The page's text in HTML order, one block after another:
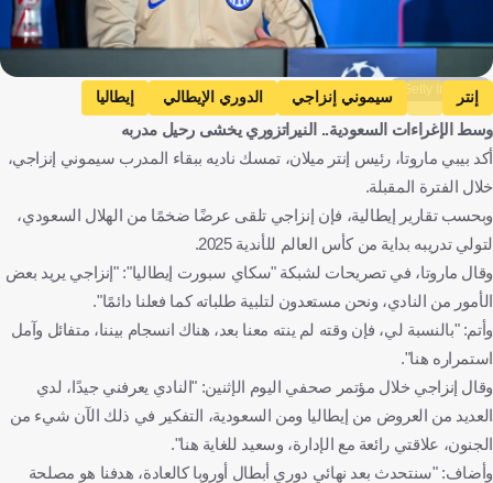
Getty Images
إنتر سيموني إنزاجي الدوري الإيطالي
إيطاليا
كرة قدم
وسط الإغراءات السعودية.. النيراتزوري يخشى رحيل مدربه
أكد بيبي ماروتا، رئيس إنتر ميلان، تمسك ناديه ببقاء المدرب سيموني إنزاجي،
خلال الفترة المقبلة.
وبحسب تقارير إيطالية، فإن إنزاجي تلقى عرضًا ضخمًا من الهلال السعودي،
لتولي تدريبه بداية من كأس العالم للأندية 2025.
وقال ماروتا، في تصريحات لشبكة "سكاي سبورت إيطاليا": "إنزاجي يريد بعض
الأمور من النادي، ونحن مستعدون لتلبية طلباته كما فعلنا دائمًا".
وأتم: "بالنسبة لي، فإن وقته لم ينته معنا بعد، هناك انسجام بيننا، متفائل وآمل
استمراره هنا".
وقال إنزاجي خلال مؤتمر صحفي اليوم الإثنين: "النادي يعرفني جيدًا، لدي
العديد من العروض من إيطاليا ومن السعودية، التفكير في ذلك الآن شيء من
الجنون، علاقتي رائعة مع الإدارة، وسعيد للغاية هنا".
وأضاف: "سنتحدث بعد نهائي دوري أبطال أوروبا كالعادة، هدفنا هو مصلحة